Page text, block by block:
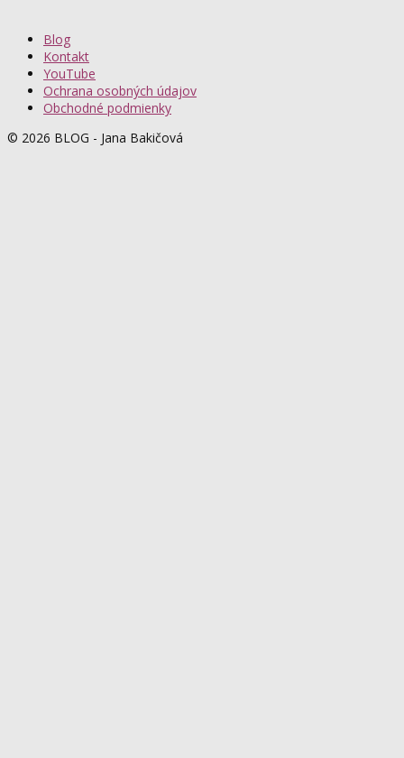
Blog
Kontakt
YouTube
Ochrana osobných údajov
Obchodné podmienky
© 2026 BLOG - Jana Bakičová